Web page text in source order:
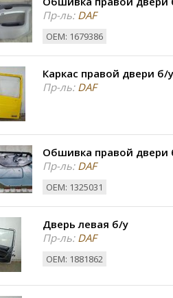
Пр-ль:DAF
ОЕМ: 1679386
Каркас правой двери б/у
Пр-ль:DAF
Обшивка правой двери
Пр-ль:DAF
ОЕМ: 1325031
Дверь левая б/у
Пр-ль:DAF
ОЕМ: 1881862